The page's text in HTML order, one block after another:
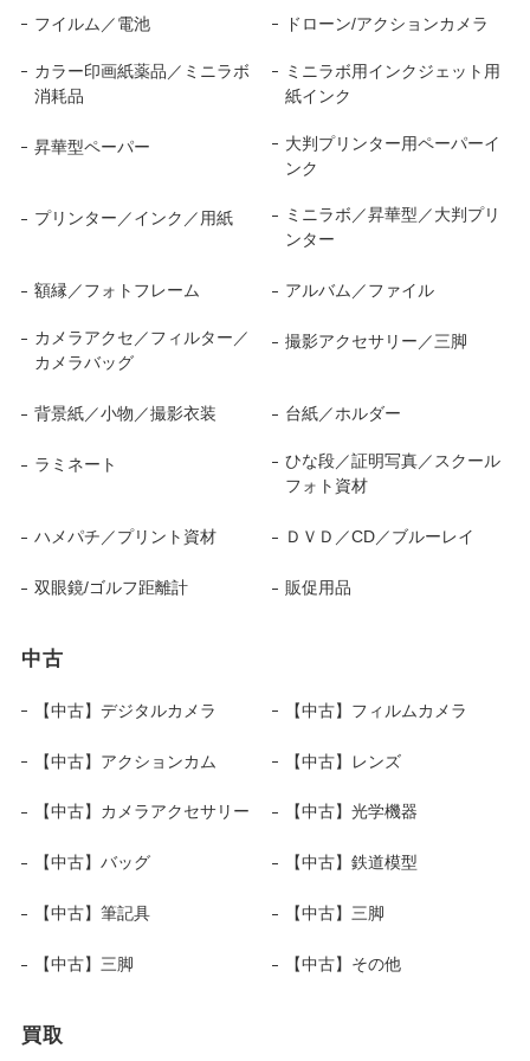
フイルム／電池 ドローン/アクションカメラ
カラー印画紙薬品／ミニラボ
消耗品
ミニラボ用インクジェット用
紙インク
昇華型ペーパー
大判プリンター用ペーパーイ
ンク
プリンター／インク／用紙
ミニラボ／昇華型／大判プリ
ンター
額縁／フォトフレーム アルバム／ファイル
カメラアクセ／フィルター／
カメラバッグ
撮影アクセサリー／三脚
背景紙／小物／撮影衣装 台紙／ホルダー
ラミネート
ひな段／証明写真／スクール
フォト資材
ハメパチ／プリント資材 ＤＶＤ／CD／ブルーレイ
双眼鏡/ゴルフ距離計 販促用品
中古
【中古】デジタルカメラ 【中古】フィルムカメラ
【中古】アクションカム 【中古】レンズ
【中古】カメラアクセサリー 【中古】光学機器
【中古】バッグ 【中古】鉄道模型
【中古】筆記具 【中古】三脚
【中古】三脚 【中古】その他
買取